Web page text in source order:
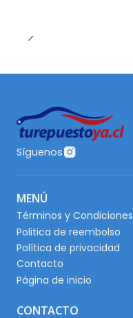
Síguenos
MENÚ
Términos y Condiciones
Politica de reembolso
Política de privacidad
Contacto
Página de inicio
CONTACTO